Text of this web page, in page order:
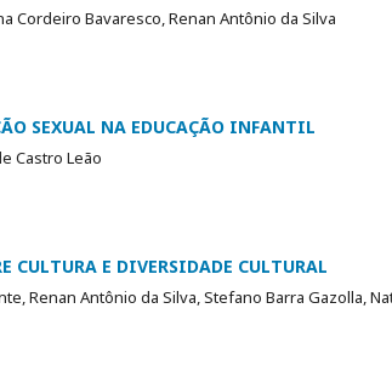
Cordeiro Bavaresco, Renan Antônio da Silva
SEXUAL NA EDUCAÇÃO INFANTIL
Castro Leão
CULTURA E DIVERSIDADE CULTURAL
Renan Antônio da Silva, Stefano Barra Gazolla,